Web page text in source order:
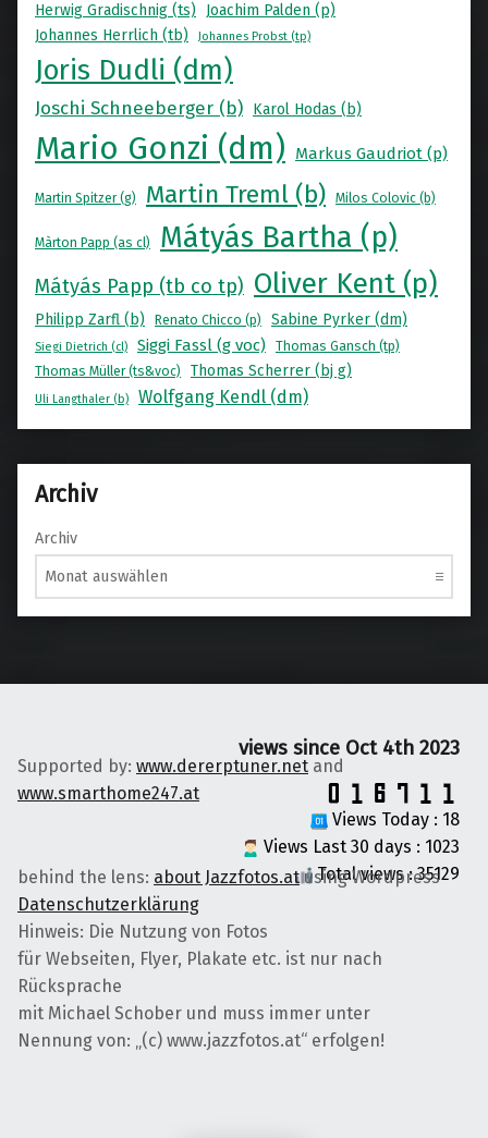
Herwig Gradischnig (ts)
Joachim Palden (p)
Johannes Herrlich (tb)
Johannes Probst (tp)
Joris Dudli (dm)
Joschi Schneeberger (b) Karol Hodas (b)
Mario Gonzi (dm) Markus Gaudriot (p)
Martin Spitzer (g) Martin Treml (b) Milos Colovic (b)
Màrton Papp (as cl) Mátyás Bartha (p)
Mátyás Papp (tb co tp) Oliver Kent (p)
Philipp Zarfl (b) Renato Chicco (p) Sabine Pyrker (dm)
Siegi Dietrich (cl) Siggi Fassl (g voc)
Thomas Gansch (tp)
Thomas Müller (ts&voc)
Thomas Scherrer (bj g)
Uli Langthaler (b) Wolfgang Kendl (dm)
Archiv
Archiv
Supported by: www.dererptuner.net and
www.smarthome247.at
behind the lens: about Jazzfotos.atusing Wordpress
Datenschutzerklärung
Hinweis: Die Nutzung von Fotos
für Webseiten, Flyer, Plakate etc. ist nur nach
Rücksprache
mit Michael Schober und muss immer unter
Nennung von: „(c) www.jazzfotos.at“ erfolgen!
views since Oct 4th 2023
Views Today : 18
Views Last 30 days : 1023
Total views : 35129